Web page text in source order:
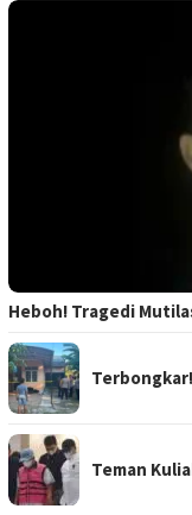
Heboh! Tragedi
Teman